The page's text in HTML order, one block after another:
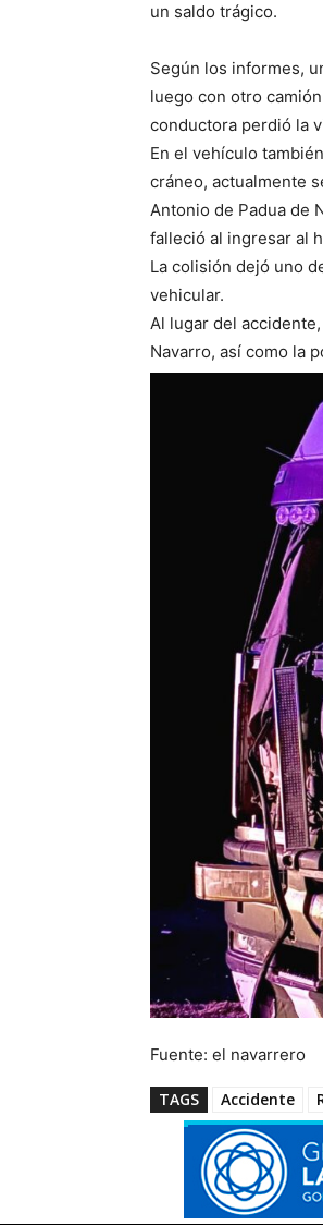
un saldo trágico.
Según los informes,
luego con otro
conductora perdió la
En el vehículo
cráneo, actualmente
Antonio de Padua de
falleció al ingresar al
La colisión dejó uno
vehicular.
Al lugar del
Navarro, así como la
Fuente: el navarrero
TAGS Accidente